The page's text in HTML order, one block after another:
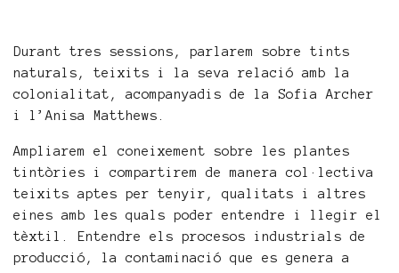
Durant tres sessions, parlarem sobre tints
naturals, teixits i la seva relació amb la
colonialitat, acompanyadis de la Sofia Archer
i l’Anisa Matthews.
Ampliarem el coneixement sobre les plantes
tintòries i compartirem de manera col·lectiva
teixits aptes per tenyir, qualitats i altres
eines amb les quals poder entendre i llegir el
tèxtil. Entendre els procesos industrials de
producció, la contaminació que es genera a